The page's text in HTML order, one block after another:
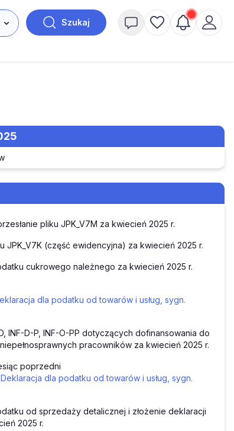
Szukaj
pliku JPK_V7M za kwiecień 2025 r.
JPK_V7K (część ewidencyjna) za kwiecień 2025 r.
cukrowego należnego za kwiecień 2025 r.
dla podatku od towarów i usług, sygn.
INF-D-P, INF-O-PP dotyczących dofinansowania do
pracowników za kwiecień 2025 r.
poprzedni
dla podatku od towarów i usług, sygn.
od sprzedaży detalicznej i złożenie deklaracji
2025 r.